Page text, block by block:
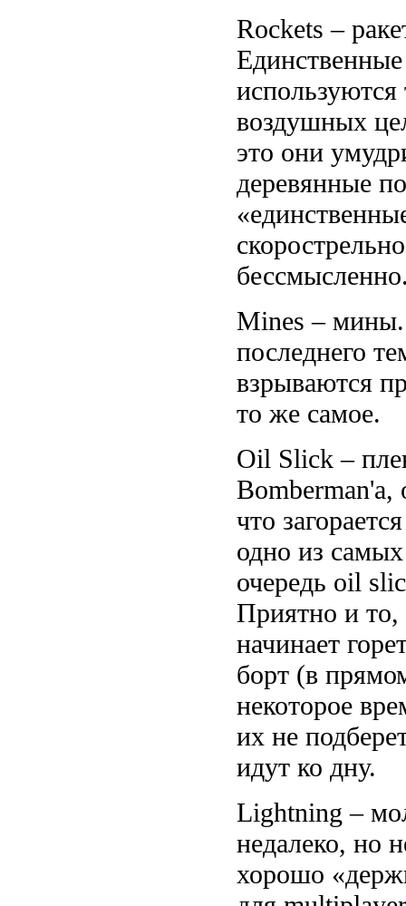
Rockets –
воздушных
это они
деревянные
Mines – мины.
последнего
взрываются
то же самое.
Oil Slick –
Bomberman'a,
что
одно из
очередь oil
Приятно и то,
начинает
борт (в
некоторое
их не
идут ко дну.
Lightning –
недалеко, но
хорошо